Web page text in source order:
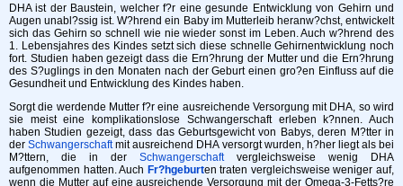
DHA ist der Baustein, welcher f?r eine gesunde Entwicklung von Gehirn und
Augen unabl?ssig ist. W?hrend ein Baby im Mutterleib heranw?chst, entwickelt
sich das Gehirn so schnell wie nie wieder sonst im Leben. Auch w?hrend des
1. Lebensjahres des Kindes setzt sich diese schnelle Gehirnentwicklung noch
fort. Studien haben gezeigt dass die Ern?hrung der Mutter und die Ern?hrung
des S?uglings in den Monaten nach der Geburt einen gro?en Einfluss auf die
Gesundheit und Entwicklung des Kindes haben.
Sorgt die werdende Mutter f?r eine ausreichende Versorgung mit DHA, so wird
sie meist eine komplikationslose Schwangerschaft erleben k?nnen. Auch
haben Studien gezeigt, dass das Geburtsgewicht von Babys, deren M?tter in
derSchwangerschaftmit ausreichend DHA versorgt wurden, h?her liegt als bei
M?ttern, die in der Schwangerschaftvergleichsweise wenig DHA
aufgenommen hatten. Auch Fr?hgeburten traten vergleichsweise weniger auf,
wenn die Mutter auf eine ausreichende Versorgung mit der Omega-3-Fetts?re